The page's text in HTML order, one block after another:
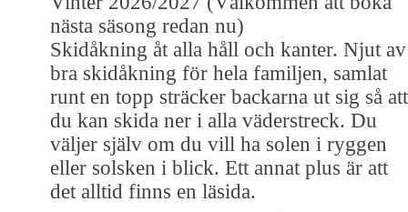
nästa säsong redan nu)
Skidåkning åt alla håll och kanter. Njut av
bra skidåkning för hela familjen, samlat
runt en topp sträcker backarna ut sig så att
du kan skida ner i alla väderstreck. Du
väljer själv om du vill ha solen i ryggen
eller solsken i blick. Ett annat plus är att
det alltid finns en läsida.